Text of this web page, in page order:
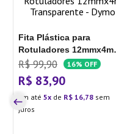
Fita Plástica para
Rotuladores 12mmx4m
Transparente - Dymo
R$ 99,90 16% OFF
R$ 83,90
Em até 5 de R$ 16,78 sem
juros